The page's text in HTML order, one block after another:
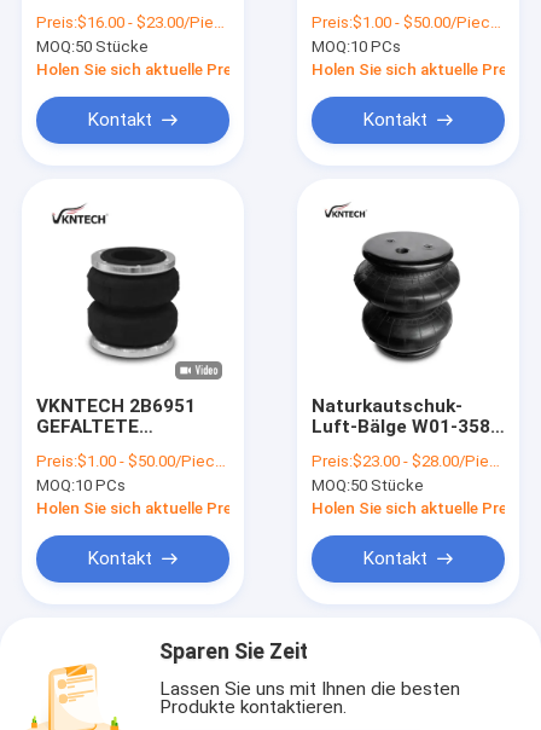
Frühling Luft-
Suspendierungs-des
Reparatur-Set-A01-7
Preis:$16.00 - $23.00/Pieces
MOQ:50 Stücke
Holen Sie sich aktuelle Preis
Kontakt
Firestone W01-358-
6955 255-1.5 A01-
760-6762 GUMMI
LUFTFEDER GUMMI
3B330-29 Material
Preis:$1.00 - $50.00/Pieces
MOQ:10 PCs
Holen Sie sich aktuelle Preis
Kontakt
VKNTECH 2B6951
GEFALTETE
LUFTBALG 2B2500
ERSATZ Firestone
W01-358-6955 PICK
LUFTFEDERGUMMI
2B2500 FRACK
Balg: NR
Preis:$1.00 - $50.00/Pieces
MOQ:10 PCs
Holen Sie sich aktuelle Preis
Kontakt
Naturkautschuk-
Luft-Bälge W01-358-
Firestone
Preis:$23.00 - $28.00/Pieces
MOQ:50 Stücke
Holen Sie sich aktuelle Preis
Kontakt
Sparen Sie Zeit
Lassen Sie uns mit Ihnen die besten
Produkte kontaktieren.